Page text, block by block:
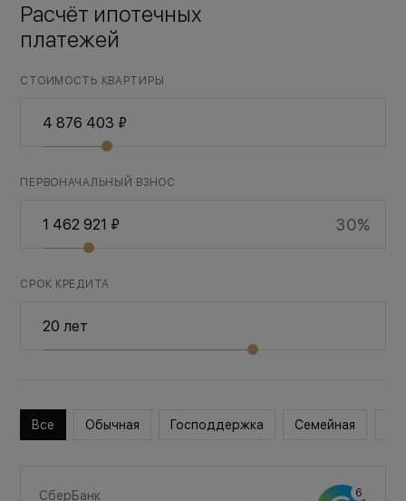
Расчёт ипотечных
платежей
СТОИМОСТЬ КВАРТИРЫ
ПЕРВОНАЧАЛЬНЫЙ ВЗНОС
30%
СРОК КРЕДИТА
Все Обычная Господдержка Семейная
СберБанк